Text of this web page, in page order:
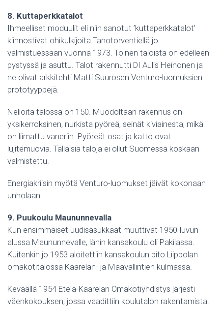
8. Kuttaperkkatalot
Ihmeelliset moduulit eli niin sanotut ’kuttaperkkatalot’
kiinnostivat ohikulkijoita Tanotorventiellä jo
valmistuessaan vuonna 1973. Toinen taloista on edelleen
pystyssä ja asuttu. Talot rakennutti DI Aulis Heinonen ja
ne olivat arkkitehti Matti Suurosen Venturo-luomuksien
prototyyppejä.
Neliöitä talossa on 150. Muodoltaan rakennus on
yksikerroksinen, nurkista pyöreä, seinät kiviainesta, mikä
on liimattu vaneriin. Pyöreät osat ja katto ovat
lujitemuovia. Tällaisia taloja ei ollut Suomessa koskaan
valmistettu.
Energiakriisin myötä Venturo-luomukset jäivät kokonaan
unholaan.
9. Puukoulu Maununnevalla
Kun ensimmäiset uudisasukkaat muuttivat 1950-luvun
alussa Maununnevalle, lähin kansakoulu oli Pakilassa.
Kuitenkin jo 1953 aloitettiin kansakoulun pito Liippolan
omakotitalossa Kaarelan- ja Maavallintien kulmassa.
Keväällä 1954 Etelä-Kaarelan Omakotiyhdistys järjesti
väenkokouksen, jossa vaadittiin koulutalon rakentamista.